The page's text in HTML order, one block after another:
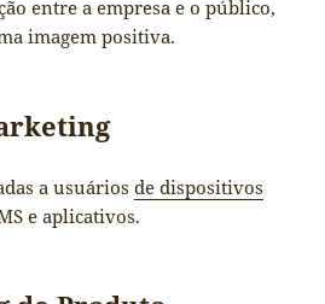
entre a empresa e o público,
imagem positiva.
a usuáriosde dispositivos
e aplicativos.